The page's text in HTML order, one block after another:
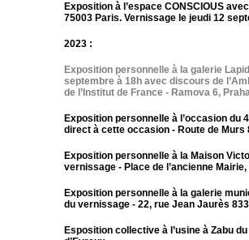
Exposition à l’espace CONSCIOUS
75003 Paris. Vernissage le jeudi 12
2023 :
Exposition personnelle à la galerie
septembre à 18h avec discours de
de l’Institut de France - Ramova 6,
Exposition personnelle à l’occasion du
direct à cette occasion - Route de Murs
Exposition personnelle à la Maison
vernissage - Place de l’ancienne
Exposition personnelle à la galerie
du vernissage - 22, rue Jean Jaurès
Esposition collective à l’usine à Zabu